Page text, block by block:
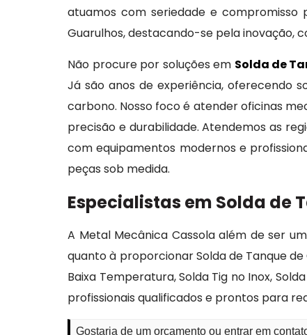
atuamos com seriedade e compromisso
Guarulhos, destacando-se pela inovação,
Não procure por soluções em Solda de
Já são anos de experiência, oferecendo
carbono. Nosso foco é atender oficinas
precisão e durabilidade. Atendemos as
com equipamentos modernos e
peças sob medida.
Especialistas em Solda de
A Metal Mecânica Cassola além de ser
quanto à proporcionar Solda de Tanque
Baixa Temperatura, Solda Tig no Inox,
profissionais qualificados e prontos para
Gostaria de um orçamento ou entrar em